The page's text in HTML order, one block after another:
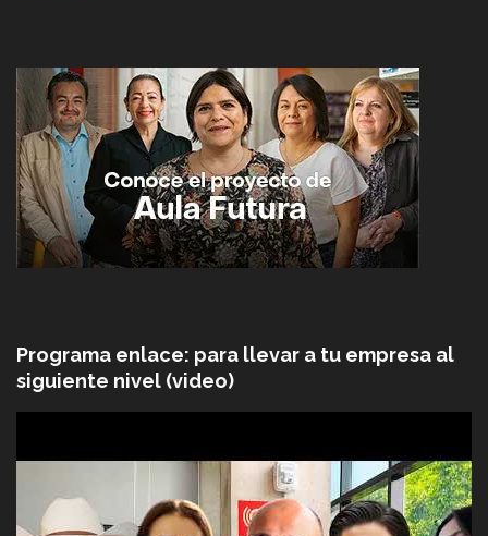
Programa enlace: para llevar a tu empresa al
siguiente nivel (video)